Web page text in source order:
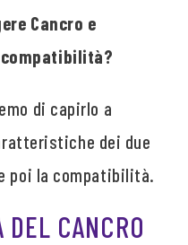
Cancro e
compatibilità?
di capirlo a
dei due
poi la compatibilità.
DEL CANCRO